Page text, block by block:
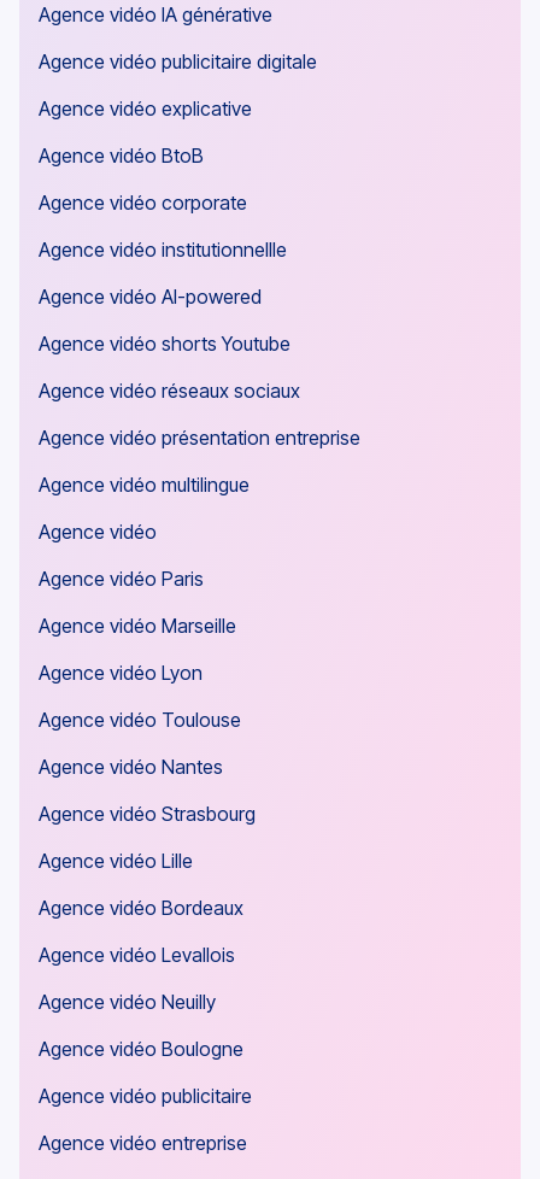
Agence vidéo IA générative
Agence vidéo publicitaire digitale
Agence vidéo explicative
Agence vidéo BtoB
Agence vidéo corporate
Agence vidéo institutionnellle
Agence vidéo AI-powered
Agence vidéo shorts Youtube
Agence vidéo réseaux sociaux
Agence vidéo présentation entreprise
Agence vidéo multilingue
Agence vidéo
Agence vidéo Paris
Agence vidéo Marseille
Agence vidéo Lyon
Agence vidéo Toulouse
Agence vidéo Nantes
Agence vidéo Strasbourg
Agence vidéo Lille
Agence vidéo Bordeaux
Agence vidéo Levallois
Agence vidéo Neuilly
Agence vidéo Boulogne
Agence vidéo publicitaire
Agence vidéo entreprise